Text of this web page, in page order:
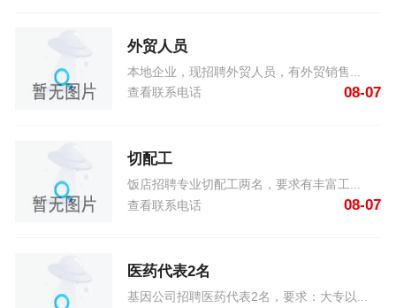
致装修 08-07
外贸人员
本地企业，现招聘外贸人员，有外贸销售...
查看联系电话
08-07
切配工
饭店招聘专业切配工两名，要求有丰富工...
查看联系电话
08-07
医药代表2名
基因公司招聘医药代表2名，要求：大专以...